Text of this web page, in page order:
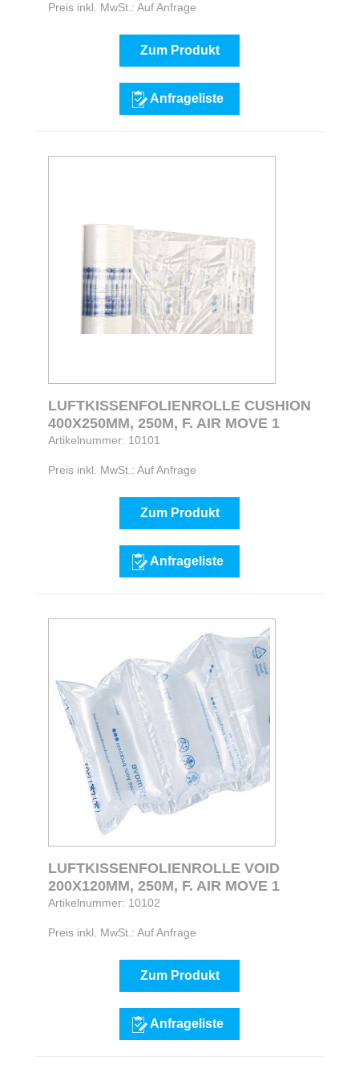
Preis inkl. MwSt.: Auf Anfrage
Zum Produkt
Anfrageliste
LUFTKISSENFOLIENROLLE CUSHION
400X250MM, 250M, F. AIR MOVE 1
Artikelnummer: 10101
Preis inkl. MwSt.: Auf Anfrage
Zum Produkt
Anfrageliste
LUFTKISSENFOLIENROLLE VOID
200X120MM, 250M, F. AIR MOVE 1
Artikelnummer: 10102
Preis inkl. MwSt.: Auf Anfrage
Zum Produkt
Anfrageliste